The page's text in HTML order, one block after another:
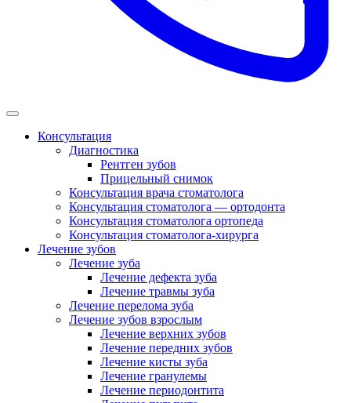
Консультация
Диагностика
Рентген зубов
Прицельный снимок
Консультация врача стоматолога
Консультация стоматолога — ортодонта
Консультация стоматолога ортопеда
Консультация стоматолога-хирурга
Лечение зубов
Лечение зуба
Лечение дефекта зуба
Лечение травмы зуба
Лечение перелома зуба
Лечение зубов взрослым
Лечение верхних зубов
Лечение передних зубов
Лечение кисты зуба
Лечение гранулемы
Лечение периодонтита